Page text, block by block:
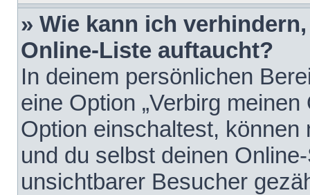
» Wie kann ich
Online-Liste auftaucht?
In deinem persönlichen
eine Option „Verbirg
Option einschaltest,
und du selbst deinen
unsichtbarer Besucher